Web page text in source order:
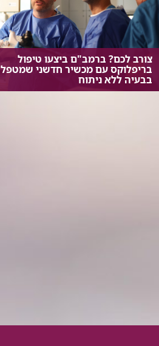
צורב לכם? ברמב"ם ביצעו טיפול
בריפלוקס עם מכשיר חדשני שמטפל
בבעיה ללא ניתוח